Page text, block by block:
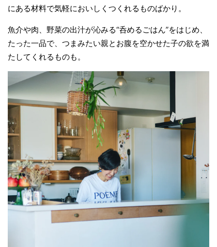
にある材料で気軽においしくつくれるものばかり。
魚介や肉、野菜の出汁が沁みる“呑めるごはん”をはじめ、
たった一品で、つまみたい親とお腹を空かせた子の欲を満
たしてくれるものも。